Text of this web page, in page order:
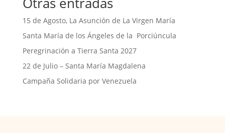
15 de Agosto, La Asunción de La Virgen María
Santa María de los Ángeles de la Porciúncula
Peregrinación a Tierra Santa 2027
22 de Julio – Santa María Magdalena
Campaña Solidaria por Venezuela